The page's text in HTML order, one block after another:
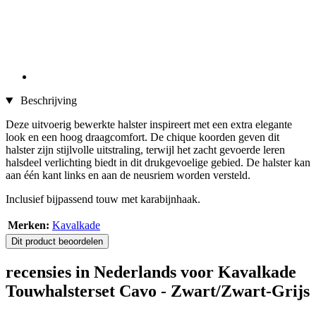
Beschrijving
Deze uitvoerig bewerkte halster inspireert met een extra elegante
look en een hoog draagcomfort. De chique koorden geven dit
halster zijn stijlvolle uitstraling, terwijl het zacht gevoerde leren
halsdeel verlichting biedt in dit drukgevoelige gebied. De halster kan
aan één kant links en aan de neusriem worden versteld.
Inclusief bijpassend touw met karabijnhaak.
Merken: Kavalkade
Dit product beoordelen
recensies in Nederlands voor Kavalkade
Touwhalsterset Cavo - Zwart/Zwart-Grijs